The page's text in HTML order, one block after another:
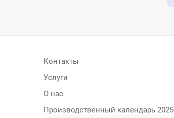
Контакты
Услуги
О нас
Производственный календарь 2025